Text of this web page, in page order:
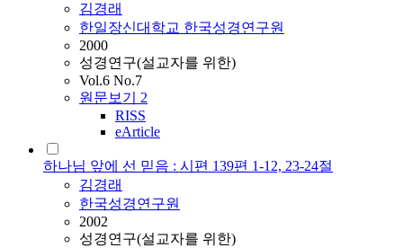
김경래
한일장신대학교 한국성경연구원
2000
성경연구(설교자를 위한)
Vol.6 No.7
원문보기 2
RISS
eArticle
하나님 앞에 선 믿음 : 시편 139편 1-12, 23-24절
김경래
한국성경연구원
2002
성경연구(설교자를 위한)